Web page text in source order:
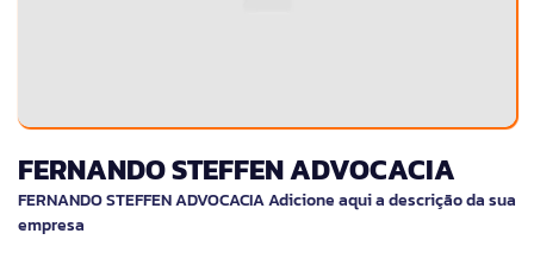
FERNANDO STEFFEN ADVOCACIA
FERNANDO STEFFEN ADVOCACIA Adicione aqui a descrição da sua
empresa